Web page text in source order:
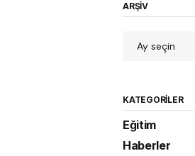
ARŞİV
KATEGORILER
Eğitim
Haberler